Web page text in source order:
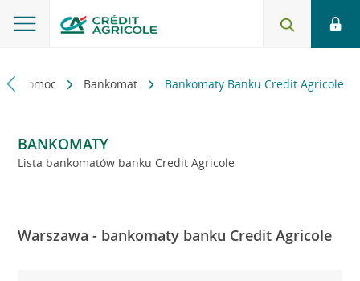
i pomoc Bankomat Bankomaty Banku Credit Agricole
BANKOMATY
Lista bankomatów banku Credit Agricole
Warszawa - bankomaty banku Credit Agricole